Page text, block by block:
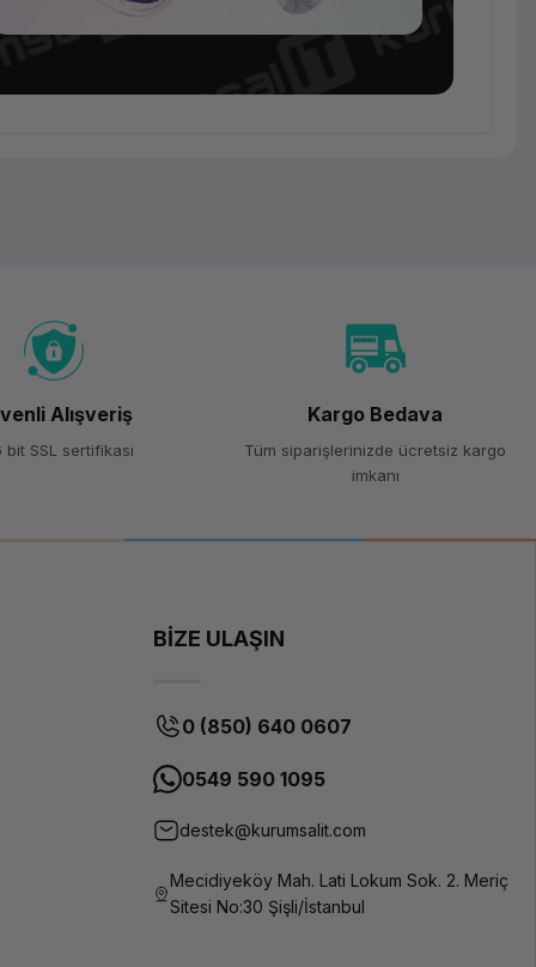
PLA-Silk
Magic
Filament
Siyah-
efekt
Tüm FDM
Alışveriş
bit SSL sertifikası
Kargo Bedava
Tüm siparişlerinizde ücretsiz kargo
imkanı
BİZE ULAŞIN
0 (850) 640 0607
0549 590 1095
destek@kurumsalit.com
Mecidiyeköy Mah. Lati Lokum Sok. 2. Meriç
Sitesi No:30 Şişli/İstanbul